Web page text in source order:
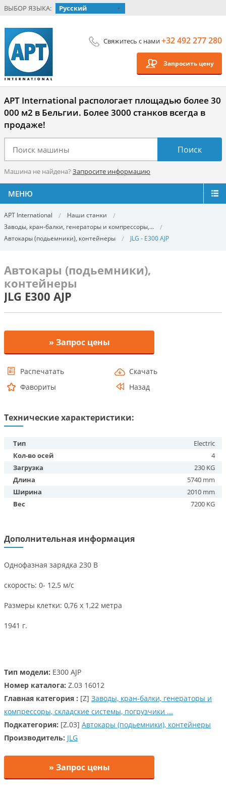
ВЫБОР ЯЗЫКА: Русский
Свяжитесь с нами+32 492 277 280
Запросить цену
APT International распологает площадью более 30
000 м2 в Бельгии. Более 3000 станков всегда в
продаже!
Машина не найдена? Запросите информацию
МЕНЮ
APT International
Наши станки
Заводы, кран-балки, генераторы и компрессоры,...
Автокары (подьемники), контейнеры
JLG - E300 AJP
Автокары (подьемники),
контейнеры
JLG E300 AJP
» Запрос цены
Распечатать
Скачать
Фавориты
Назад
Технические характеристики:
Тип
Electric
Кол-во осей
4
Загрузка
230 KG
Длина
5740 mm
Ширина
2010 mm
Вес
7200 KG
Дополнительная информация
Однофазная зарядка 230 В
скорость: 0- 12,5 м/с
Размеры клетки: 0,76 х 1,22 метра
1941 г.
Тип модели: E300 AJP
Номер каталога: Z.03 16012
Главная категория : [Z] Заводы, кран-балки, генераторы и
компрессоры, складские системы, погрузчики ...
Подкатегория: [Z.03] Автокары (подьемники), контейнеры
Производитель: JLG
» Запрос цены